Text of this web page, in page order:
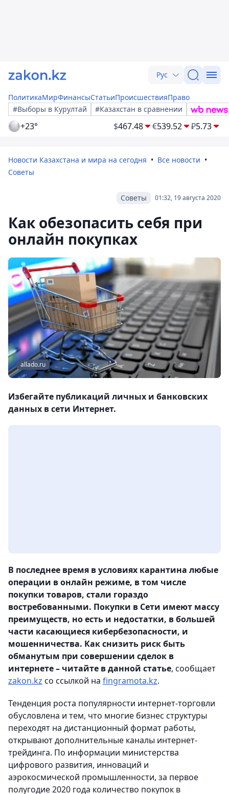
Рус
ПолитикаМирФинансыСтатьиПроисшествияПраво
#Выборы в Курултай
#Казахстан в сравнении
+23° $467.48 €539.52 ₽5.73
Новости Казахстана и мира на сегодня
Все новости
Советы
01:32, 19 августа 2020
Советы
Как обезопасить себя при
онлайн покупках
allado.ru
Избегайте публикаций личных и банковских
данных в сети Интернет.
В последнее время в условиях карантина любые
операции в онлайн режиме, в том числе
покупки товаров, стали гораздо
востребованными. Покупки в Сети имеют массу
преимуществ, но есть и недостатки, в большей
части касающиеся кибербезопасности, и
мошенничества. Как снизить риск быть
обманутым при совершении сделок в
интернете – читайте в данной статье, сообщает
zakon.kz со ссылкой на fingramota.kz.
Тенденция роста популярности интернет-торговли
обусловлена и тем, что многие бизнес структуры
переходят на дистанционный формат работы,
открывают дополнительные каналы интернет-
трейдинга. По информации министерства
цифрового развития, инноваций и
аэрокосмической промышленности, за первое
полугодие 2020 года количество покупок в